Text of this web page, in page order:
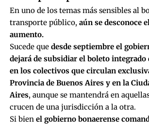
En uno de los temas más sensibles al
transporte público, aún se desconoce
aumento.
Sucede que desde septiembre el
dejará de subsidiar el boleto integrado
en los colectivos que circulan
Provincia de Buenos Aires y en la
Aires, aunque se mantendrá en
crucen de una jurisdicción a la otra.
Si bien el gobierno bonaerense